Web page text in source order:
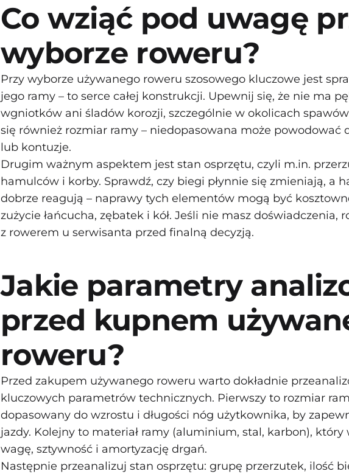
Co wziąć pod uwagę
wyborze roweru?
Przy wyborze używanego roweru szosowego kluczowe jest
jego ramy – to serce całej konstrukcji. Upewnij się, że nie ma
wgniotków ani śladów korozji, szczególnie w okolicach
się również rozmiar ramy – niedopasowana może powodować
lub kontuzje.
Drugim ważnym aspektem jest stan osprzętu, czyli m.in.
hamulców i korby. Sprawdź, czy biegi płynnie się zmieniają, a
dobrze reagują – naprawy tych elementów mogą być
zużycie łańcucha, zębatek i kół. Jeśli nie masz doświadczenia,
z rowerem u serwisanta przed finalną decyzją.
Jakie parametry
przed kupnem
roweru?
Przed zakupem używanego roweru warto dokładnie
kluczowych parametrów technicznych. Pierwszy to rozmiar
dopasowany do wzrostu i długości nóg użytkownika, by
jazdy. Kolejny to materiał ramy (aluminium, stal, karbon), który
wagę, sztywność i amortyzację drgań.
Następnie przeanalizuj stan osprzętu: grupę przerzutek, ilość